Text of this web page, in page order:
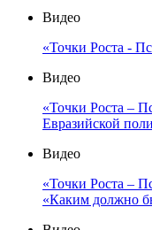
Видео
«Точки Роста -
Видео
«Точки Роста –
Евразийской
Видео
«Точки Роста –
«Каким должно